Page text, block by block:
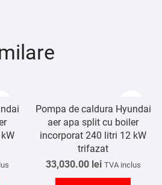
Pompa de caldura Hyundai
aer apa split cu boiler
incorporat 240 litri 12 kW
trifazat
33,030.00 lei TVA inclus